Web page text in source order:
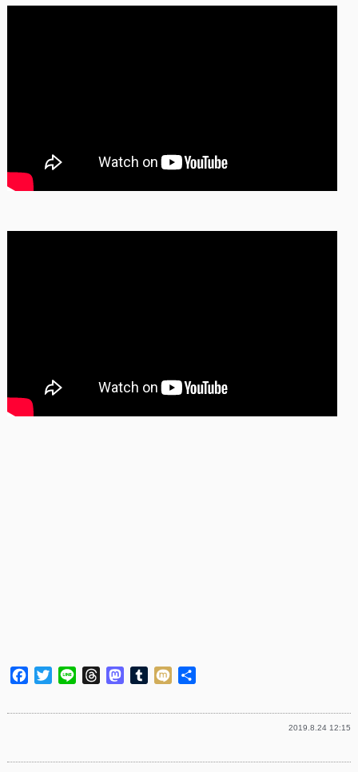
Facebook
TwitterLine ThreadsMastodon
Tumblr
Mixi
2019.8.24 12:15